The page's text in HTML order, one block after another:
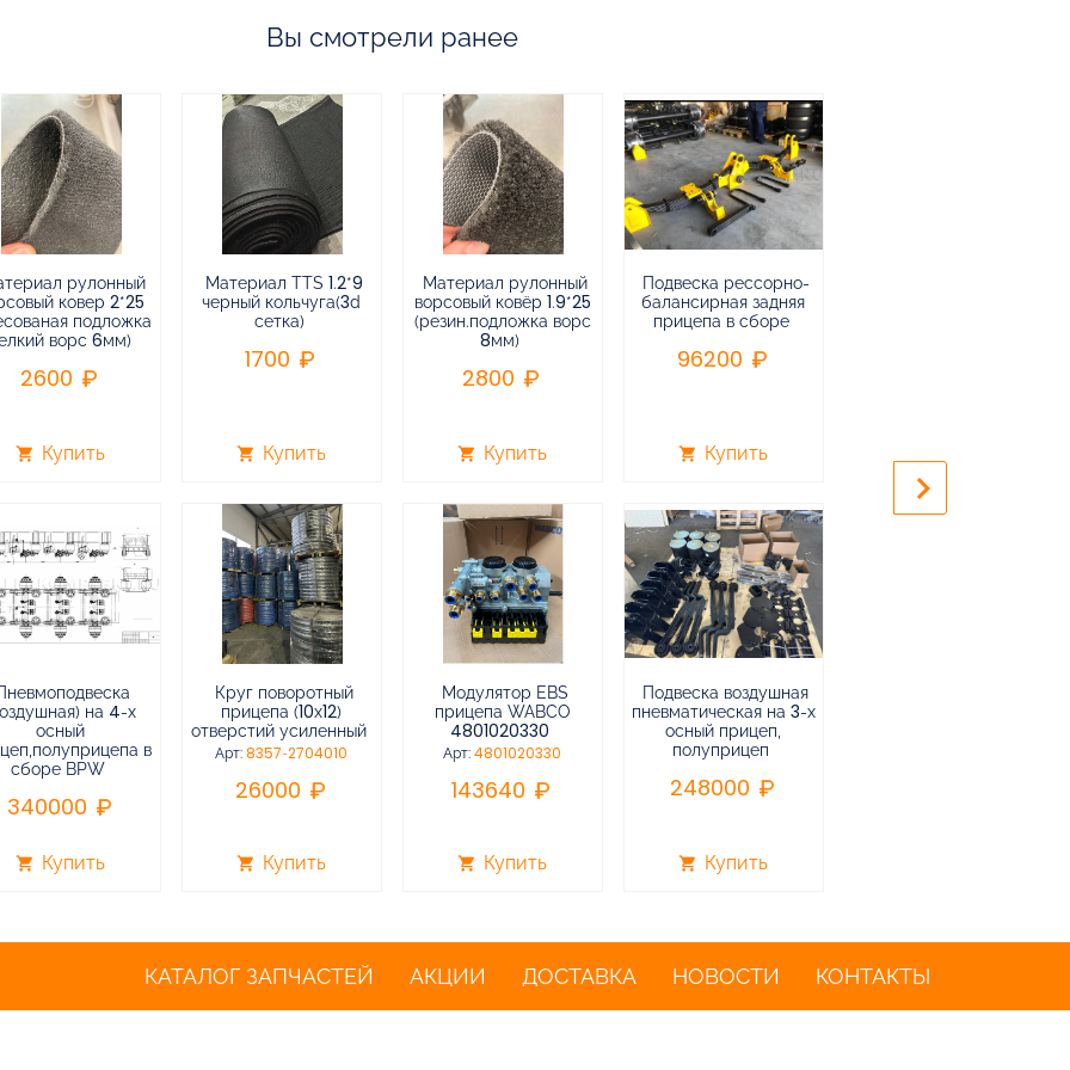
Вы смотрели ранее
рулонный
ковер 2*25
подложка
ворс 6мм)
2600
shopping_cart Купить
на 4-х
осный
в
сборе BPW
340000
shopping_cart Купить
Материал TTS 1.2*9
черный кольчуга(3d
сетка)
1700
shopping_cart Купить
Круг поворотный
прицепа (10х12)
отверстий усиленный
Арт:8357-2704010
26000
shopping_cart Купить
Материал рулонный
ворсовый ковёр 1.9*25
(резин.подложка ворс
8мм)
2800
shopping_cart Купить
Модулятор EBS
прицепа WABCO
4801020330
Арт:4801020330
143640
shopping_cart Купить
Подвеска рессорно-
балансирная задняя
прицепа в сборе
96200
shopping_cart Купить
Подвеска воздушная
пневматическая на 3-х
осный прицеп,
полуприцеп
248000
shopping_cart Купить
keyboard_arrow_right
КАТАЛОГ ЗАПЧАСТЕЙ АКЦИИ ДОСТАВКА НОВОСТИ КОНТАКТЫ